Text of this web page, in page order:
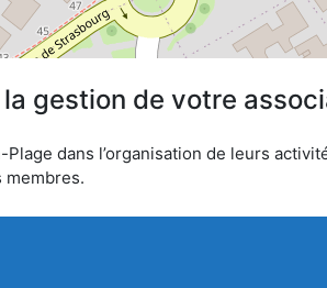
gestion de votre
dans l’organisation de leurs
membres.